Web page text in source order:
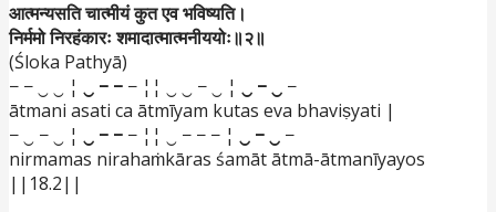
आत्मन्यसति चात्मीयं कुत एव भविष्यति।
निर्ममो निरहंकारः शमादात्मात्मनीययोः॥२॥
(Śloka Pathyā)
− − ‿ ‿ ¦ ‿ − − − ¦¦ ‿ ‿ − ‿ ¦ ‿ − ‿ −
ātmani asati ca ātmīyam kutas eva bhaviṣyati |
− ‿ − ‿ ¦ ‿ − − − ¦¦ ‿ − − − ¦ ‿ − ‿ −
nirmamas nirahaṁkāras śamāt ātmā-ātmanīyayos
||18.2||